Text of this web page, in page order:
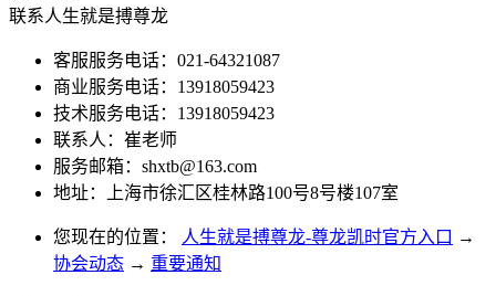
联系人生就是搏尊龙
客服服务电话：021-64321087
商业服务电话：13918059423
技术服务电话：13918059423
联系人：崔老师
服务邮箱： shxtb@163.com
地址：上海市徐汇区桂林路100号8号楼107室
您现在的位置： 人生就是搏尊龙-尊龙凯时官方入口 →
协会动态 → 重要通知